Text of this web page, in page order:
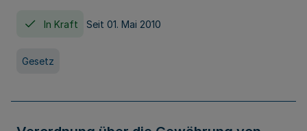
In Kraft Seit 01. Mai 2010
Gesetz